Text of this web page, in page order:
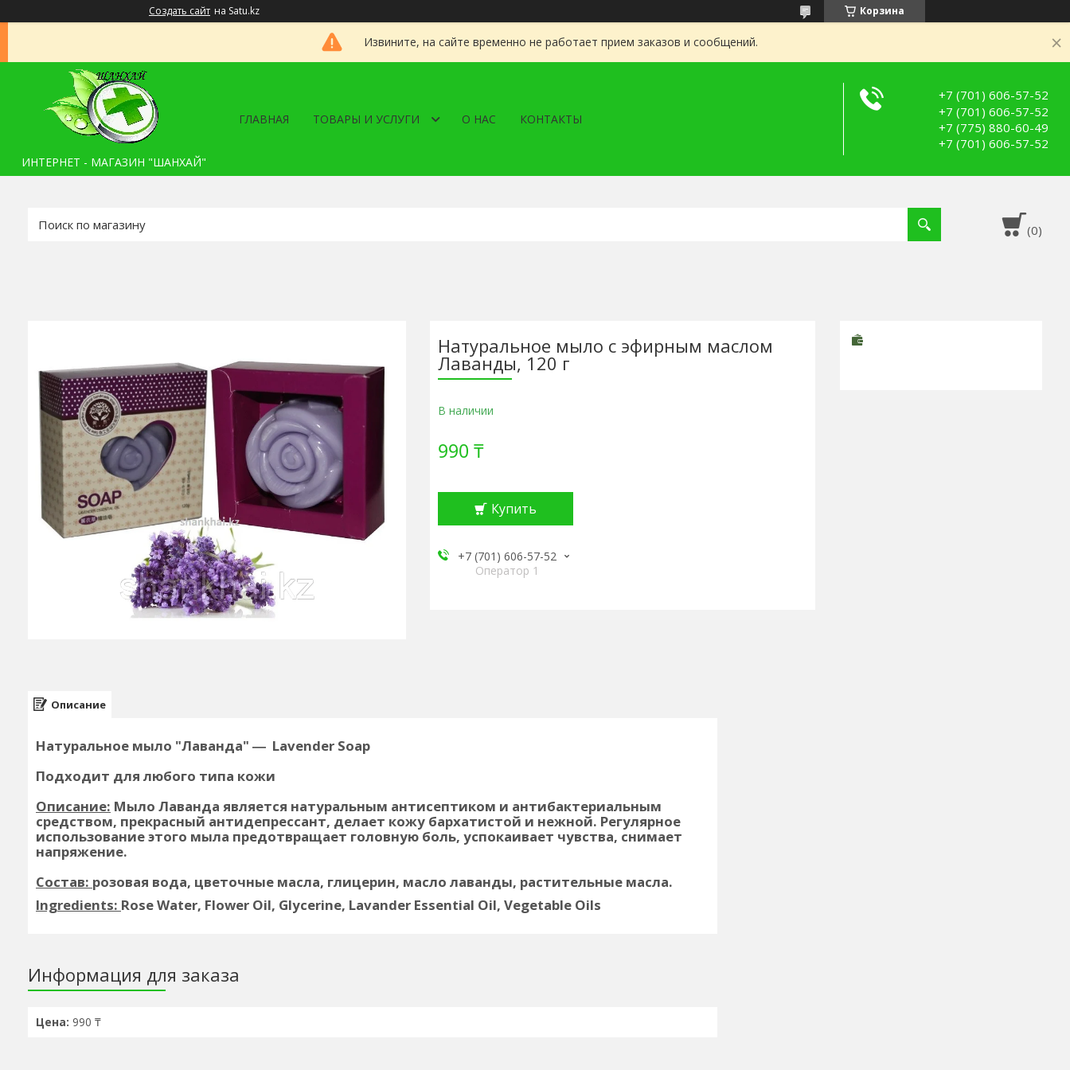
Создать сайт на Satu.kz Корзина
Извините, на сайте временно не работает прием заказов и сообщений.
ИНТЕРНЕТ - МАГАЗИН "ШАНХАЙ"
ГЛАВНАЯ ТОВАРЫ И УСЛУГИ О НАС КОНТАКТЫ
+7 (701) 606-57-52
+7 (701) 606-57-52
+7 (775) 880-60-49
+7 (701) 606-57-52
Натуральное мыло с эфирным маслом
Лаванды, 120 г
В наличии
990 ₸
Купить
+7 (701) 606-57-52
Оператор 1
Описание
Натуральное мыло "Лаванда" ― Lavender Soap
Подходит для любого типа кожи
Описание: Мыло Лаванда является натуральным антисептиком и антибактериальным
средством, прекрасный антидепрессант, делает кожу бархатистой и нежной. Регулярное
использование этого мыла предотвращает головную боль, успокаивает чувства, снимает
напряжение.
Состав: розовая вода, цветочные масла, глицерин, масло лаванды, растительные масла.
Ingredients: Rose Water, Flower Oil, Glycerine, Lavander Essential Oil, Vegetable Oils
Информация для заказа
Цена: 990 ₸